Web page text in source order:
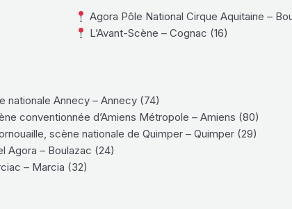
Agora Pôle National Cirque Aquitaine –
L’Avant-Scène – Cognac (16)
nationale Annecy – Annecy (74)
conventionnée d’Amiens Métropole – Amiens (80)
scène nationale de Quimper – Quimper (29)
Agora – Boulazac (24)
– Marcia (32)